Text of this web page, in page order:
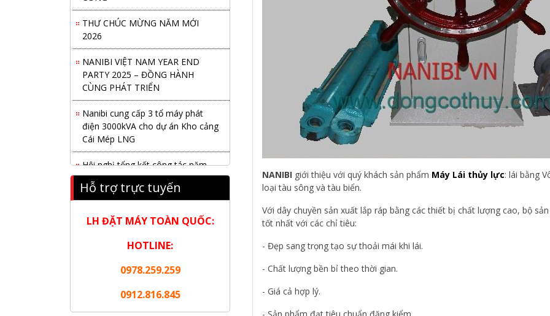
THƯ CHÚC MỪNG NĂM MỚI
2026
NANIBI VIỆT NAM YEAR END
PARTY 2025 – ĐỒNG HÀNH
CÙNG PHÁT TRIỂN
Nanibi cung cấp 3 tổ máy phát
điện 3000kVA cho dự án Kho cảng
Cái Mép LNG
Hội nghị tổng kết công tác năm
2025 và triển khai nhiệm vụ năm
2026 do chi hội tàu du lịch Hạ
Long
NANIBI khai trương văn phòng
triển bền vững
Tập đoàn Công nghiệp nặng Sơn
Đông tổ chức Hội nghị đối tác
Hỗ trợ trực tuyến
LH ĐẶT MÁY TOÀN QUỐC:
HOTLINE:
0978.259.259
0912.816.845
NANIBI giới thiệu với quý khách sản phẩm Máy Lái thủy lực: lái bằng
loại tàu sông và tàu biển.
Với dây chuyền sản xuất lắp ráp bằng các thiết bị chất lượng cao, bộ
tốt nhất với các chỉ tiêu:
- Đẹp sang trọng tạo sự thoải mái khi lái.
- Chất lượng bền bỉ theo thời gian.
- Giá cả hợp lý.
- Sản phẩm đạt tiêu chuẩn đăng kiểm.